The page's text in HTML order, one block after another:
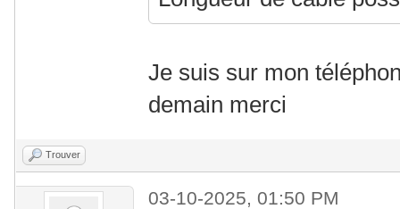
Je suis sur mon
demain merci
Trouver
03-10-2025, 01:50 PM